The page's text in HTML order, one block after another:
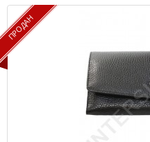
ПРОДАН
ПРОДАН